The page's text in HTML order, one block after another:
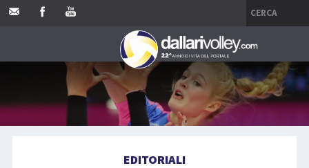
HOME
EDITORIALI